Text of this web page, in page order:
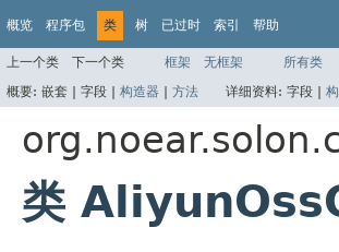
概览 程序包 类 树 已过时 索引 帮助
上一个类 下一个类 框架 无框架
所有类
概要: 嵌套 | 字段 | 构造器 | 方法 详细资料: 字段 |
类